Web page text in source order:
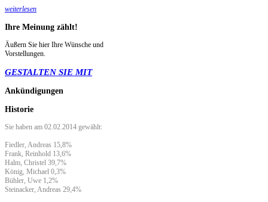
weiterlesen
Ihre Meinung zählt!
Äußern Sie hier Ihre Wünsche und
Vorstellungen.
GESTALTEN SIE MIT
Ankündigungen
Historie
Sie haben am 02.02.2014 gewählt:
Fiedler, Andreas 15,8%
Frank, Reinhold 13,6%
Halm, Christel 39,7%
König, Michael 0,3%
Bühler, Uwe 1,2%
Steinacker, Andreas 29,4%